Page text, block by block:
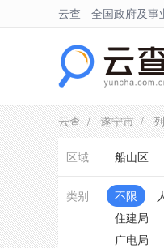
云查 - 全国政府及事
云查/遂宁市/ 列
区域 船山区
类别 不限
住建局
广电局